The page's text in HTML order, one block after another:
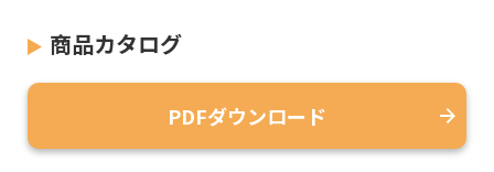
商品カタログ
PDFダウンロード